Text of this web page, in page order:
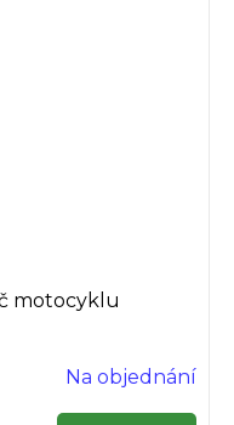
motocyklu
Na objednání